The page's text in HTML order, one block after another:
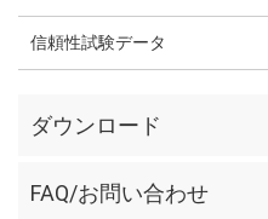
信頼性試験データ
ダウンロード
FAQ/お問い合わせ